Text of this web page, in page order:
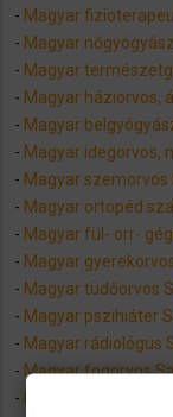
- Magyar
- Magyar
- Magyar
- Magyar háziorvos,
- Magyar
- Magyar idegorvos,
- Magyar szemorvos
- Magyar ortopéd
- Magyar fül- orr-
- Magyar
- Magyar tüdőorvos
- Magyar pszihiáter
- Magyar rádiológus
- Magyar fogorvos
- Magyar urológus